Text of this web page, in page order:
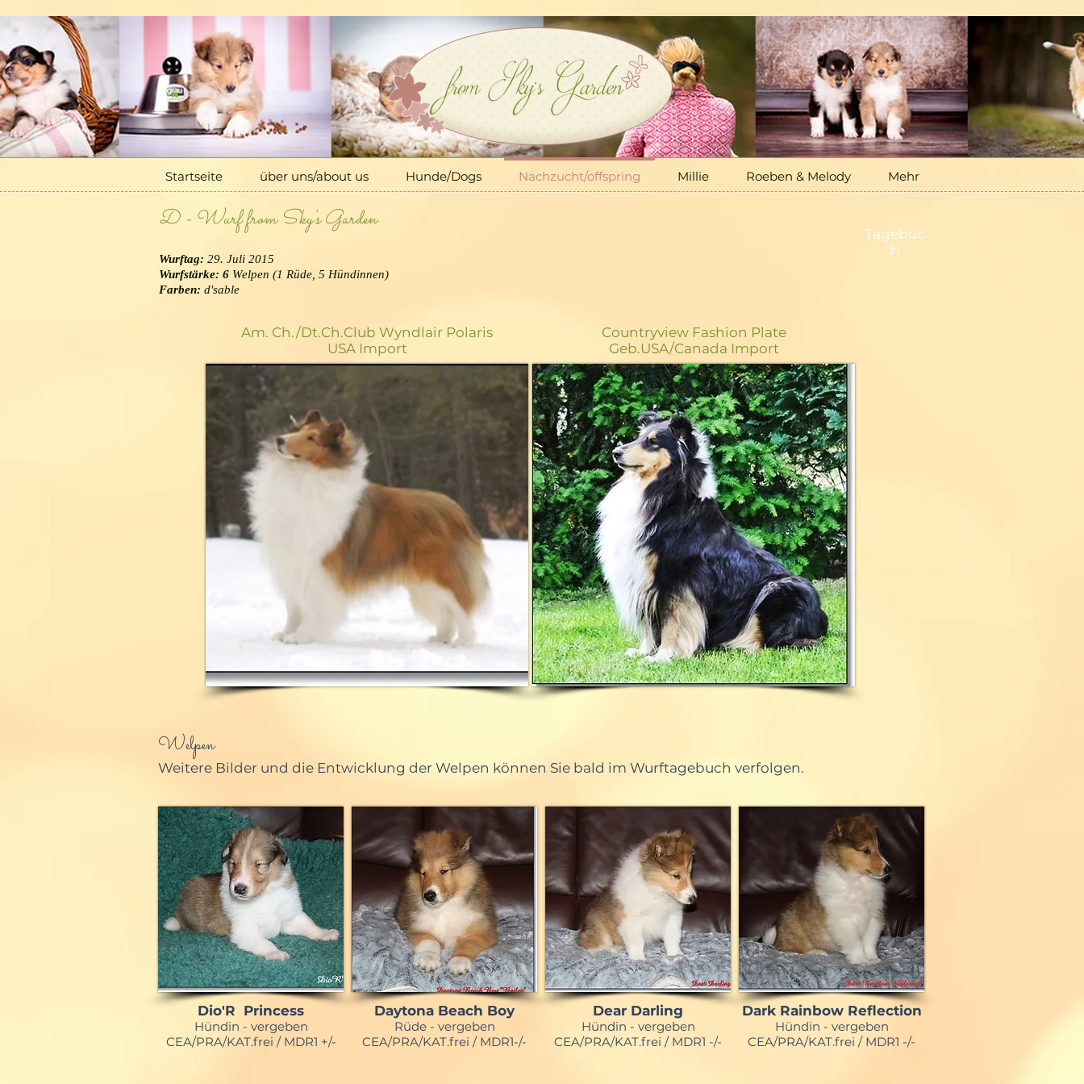
Startseite über uns/about us Hunde/Dogs Millie More
Startseite über uns/about us Hunde/Dogs Nachzucht/offspring Millie Roeben & Melody Mehr
D - Wurf from Sky's Garden
Wurftag: 29. Juli 2015
Wurfstärke: 6 Welpen (1 Rüde, 5 Hündinnen)
Farben: d'sable
Tagebuc
h
Am. Ch./Dt.Ch.Club Wyndlair Polaris
USA Import
Countryview Fashion Plate
Geb.USA/Canada Import
Welpen
Weitere Bilder und die Entwicklung der Welpen können Sie bald im Wurftagebuch verfolgen.
Dio'R Princess
Hündin - vergeben
CEA/PRA/KAT.frei / MDR1 +/-
Daytona Beach Boy
Rüde - vergeben
CEA/PRA/KAT.frei / MDR1-/-
Dear Darling
Hündin - vergeben
CEA/PRA/KAT.frei / MDR1 -/-
Dark Rainbow Reflection
Hündin - vergeben
CEA/PRA/KAT.frei / MDR1 -/-